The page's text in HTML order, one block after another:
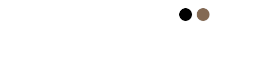
habituel